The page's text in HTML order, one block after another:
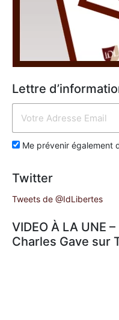
Lettre
Me prévenir également
Twitter
Tweets de @IdLibertes
VIDEO À LA UNE
Charles Gave sur